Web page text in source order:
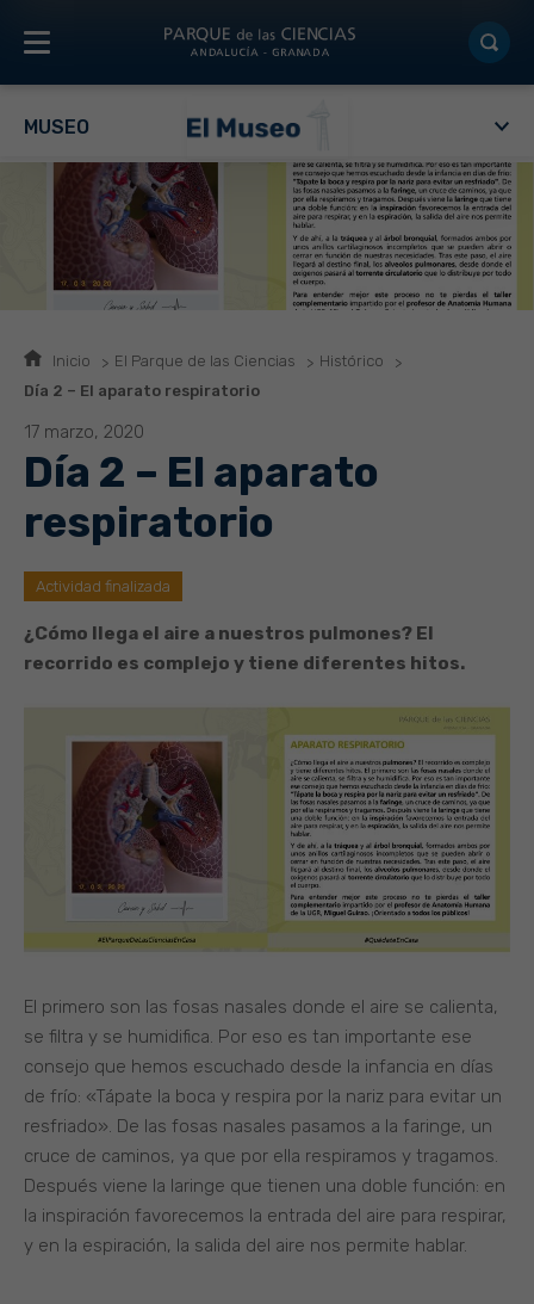
MUSEO
Inicio El Parque de las Ciencias
Histórico
Día 2 – El aparato respiratorio
17 marzo, 2020
Día 2 – El aparato
respiratorio
Actividad finalizada
¿Cómo llega el aire a nuestros pulmones? El
recorrido es complejo y tiene diferentes hitos.
El primero son las fosas nasales donde el aire se calienta,
se filtra y se humidifica. Por eso es tan importante ese
consejo que hemos escuchado desde la infancia en días
de frío: «Tápate la boca y respira por la nariz para evitar un
resfriado». De las fosas nasales pasamos a la faringe, un
cruce de caminos, ya que por ella respiramos y tragamos.
Después viene la laringe que tienen una doble función: en
la inspiración favorecemos la entrada del aire para respirar,
y en la espiración, la salida del aire nos permite hablar.